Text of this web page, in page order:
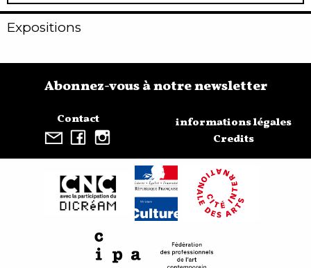
Expositions
Contact
Abonnez-vous à notre newsletter
informations légales
Credits